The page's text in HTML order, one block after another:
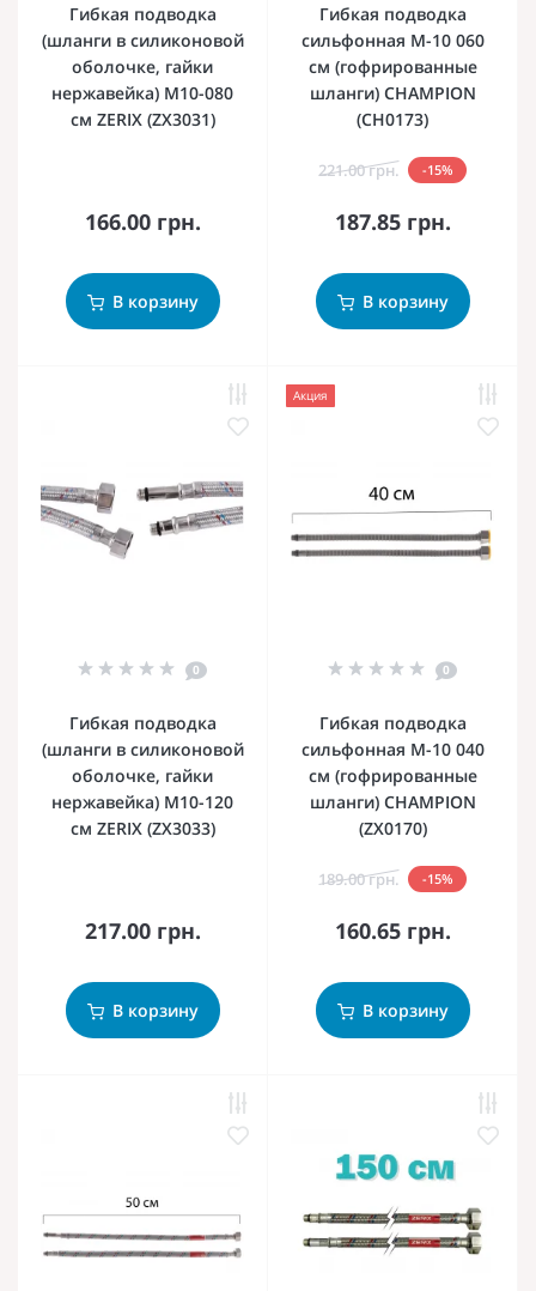
Гибкая подводка
(шланги в силиконовой
оболочке, гайки
нержавейка) M10-080
см ZERIX (ZX3031)
166.00 грн.
В корзину
Гибкая подводка
сильфонная M-10 060
см (гофрированные
шланги) CHAMPION
(CH0173)
221.00 грн. -15%
187.85 грн.
В корзину
0
Гибкая подводка
(шланги в силиконовой
оболочке, гайки
нержавейка) M10-120
см ZERIX (ZX3033)
217.00 грн.
В корзину
Акция
0
Гибкая подводка
сильфонная M-10 040
см (гофрированные
шланги) CHAMPION
(ZX0170)
189.00 грн. -15%
160.65 грн.
В корзину